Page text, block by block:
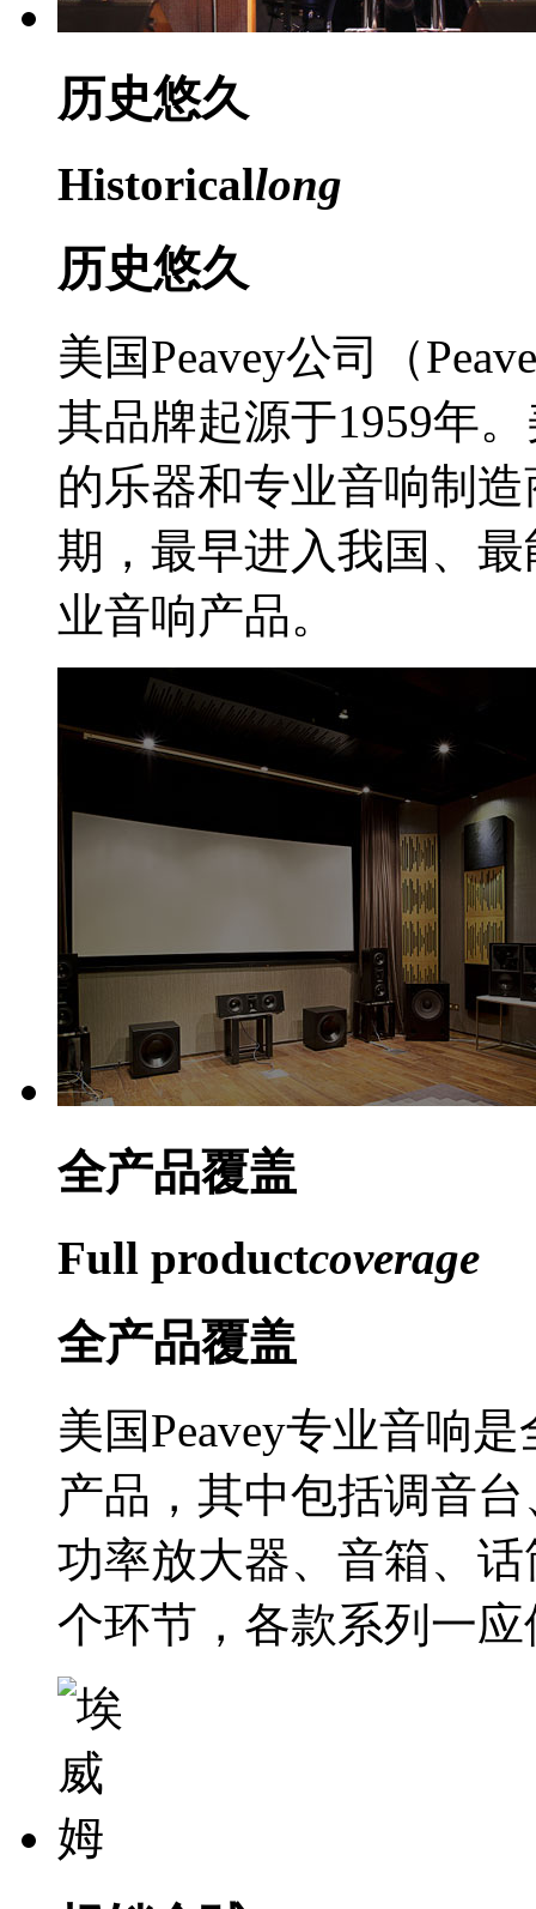
历史悠久
Historicallong
历史悠久
美国Peavey公司（
其品牌起源于1959年
的乐器和专业音响制
期，最早进入我国、
业音响产品。
全产品覆盖
Full productcoverage
全产品覆盖
美国Peavey专业音响
产品，其中包括调音
功率放大器、音箱、
个环节，各款系列一